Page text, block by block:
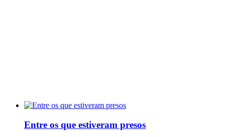
Entre os que estiveram presos